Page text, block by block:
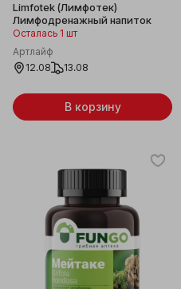
Limfotek (Лимфотек)
Лимфодренажный напиток
Осталась 1 шт
Артлайф
12.08
13.08
В корзину